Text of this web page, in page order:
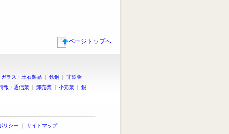
ページトップへ
ガラス・土石製品 | 鉄鋼 | 非鉄金
報・通信業 | 卸売業 | 小売業 | 銀
リシー ｜ サイトマップ